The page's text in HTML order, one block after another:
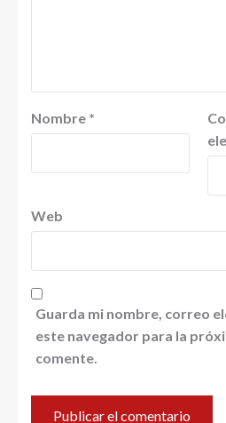
Nombre *
Web
Guarda mi nombre, correo
este navegador para la
comente.